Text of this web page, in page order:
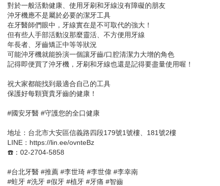
對於一般活動健康、使用牙刷和牙線沒有障礙的朋友
沖牙機應不是屬於必要的潔牙工具
在牙醫師們眼中，牙線實在是不可取代的強大！
但有些人手部活動沒那麼靈活、不方便用牙線
年長者、牙齒矯正中等等狀況
可能沖牙機就能扮演一個讓牙齒/口腔清潔力大增的角色
記得即便買了沖牙機，牙刷和牙線也還是記得要盡量使用喔！
祝大家都能找到最適合自己的工具
保護好每顆寶貴牙齒的健康！
#國安牙醫 #守護您的全口健康
地址：台北市大安區信義路四段179號1號樓、181號2樓
LINE：https://lin.ee/ovnteBz
☎️：02-2704-5858
#台北牙醫 #推薦 #李世琦 #李世偉 #李幸南
#蛀牙 #洗牙 #假牙 #植牙 #牙痛 #智齒